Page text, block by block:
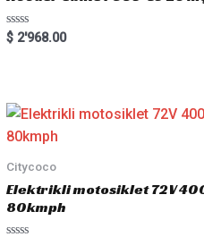
Rated
0
$ 2'968.00
Citycoco
Elektrikli motosiklet 72V
80kmph